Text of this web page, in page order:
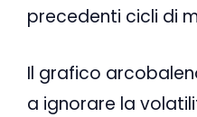
precedenti cicli di
Il grafico
a ignorare la